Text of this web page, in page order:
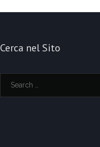
Cerca nel Sito